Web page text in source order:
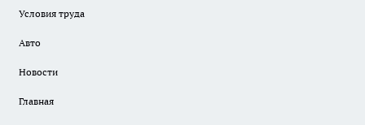
Условия труда
Авто
Новости
Главная